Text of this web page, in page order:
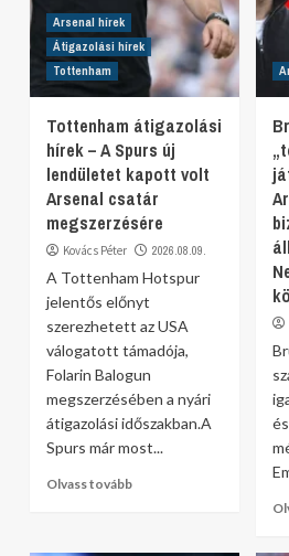
Arsenal hírek
Átigazolási hírek
Tottenham
Tottenham átigazolási
hírek – A Spurs új
lendületet kapott volt
Arsenal csatár
megszerzésére
Kovács Péter 2026.08.09.
A Tottenham Hotspur
jelentős előnyt
szerezhetett az USA
válogatott támadója,
Folarin Balogun
megszerzésében a nyári
átigazolási időszakban.A
Spurs már most...
Olvass tovább